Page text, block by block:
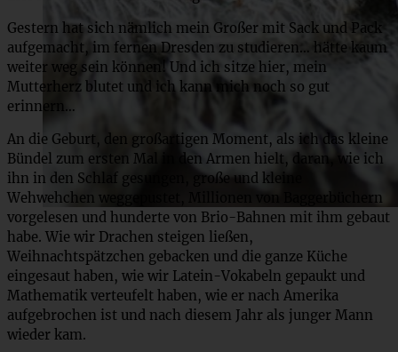
Gestern hat sich nämlich mein Großer mit Sack und Pack
aufgemacht, im fernen Dresden zu studieren… hätte kaum
weiter weg sein können! Und ich sitze hier, mein
Mutterherz blutet und ich kann mich noch so gut
erinnern…
An die Geburt, den großartigen Moment, als ich das kleine
Bündel zum ersten Mal in den Armen hielt, daran, wie ich
ihn in den Schlaf gesungen, große und kleine
Wehwehchen weggepustet, Millionen von Baggerbüchern
vorgelesen und hunderte von Brio-Bahnen mit ihm gebaut
habe. Wie wir Drachen steigen ließen,
Weihnachtspätzchen gebacken und die ganze Küche
eingesaut haben, wie wir Latein-Vokabeln gepaukt und
Mathematik verteufelt haben, wie er nach Amerika
aufgebrochen ist und nach diesem Jahr als junger Mann
wieder kam.